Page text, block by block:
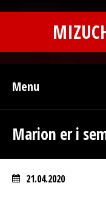
Menu
Marion er i
21.04.2020